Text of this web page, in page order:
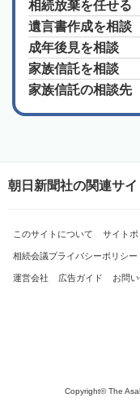
相続放棄を任せる
遺言書作成を相談
成年後見を相談
家族信託を相談
家族信託の相談先
朝日新聞社の関連サイ
このサイトについて サイトポ
相続会議プライバシーポリシー
運営会社 広告ガイド お問
Copyright© The